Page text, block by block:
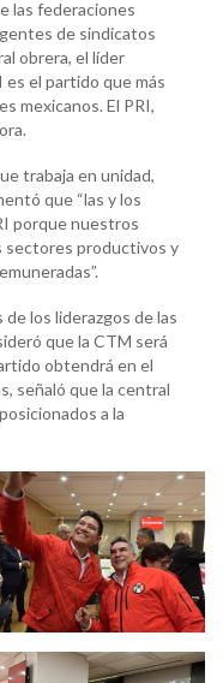
las federaciones
de sindicatos
obrera, el líder
el partido que más
mexicanos. El PRI,
trabaja en unidad,
que “las y los
porque nuestros
sectores productivos y
los liderazgos de las
que la CTM será
obtendrá en el
señaló que la central
a la